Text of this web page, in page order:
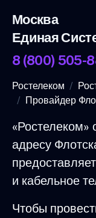
Москва
Единая
8 (800) 505-
Ростелеком
Провайдер
«Ростелеком»
адресу
и кабельное
Чтобы